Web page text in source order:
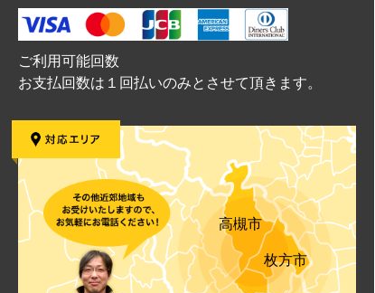
ご利用可能回数
お支払回数は１回払いのみとさせて頂きます。
高槻市
枚方市